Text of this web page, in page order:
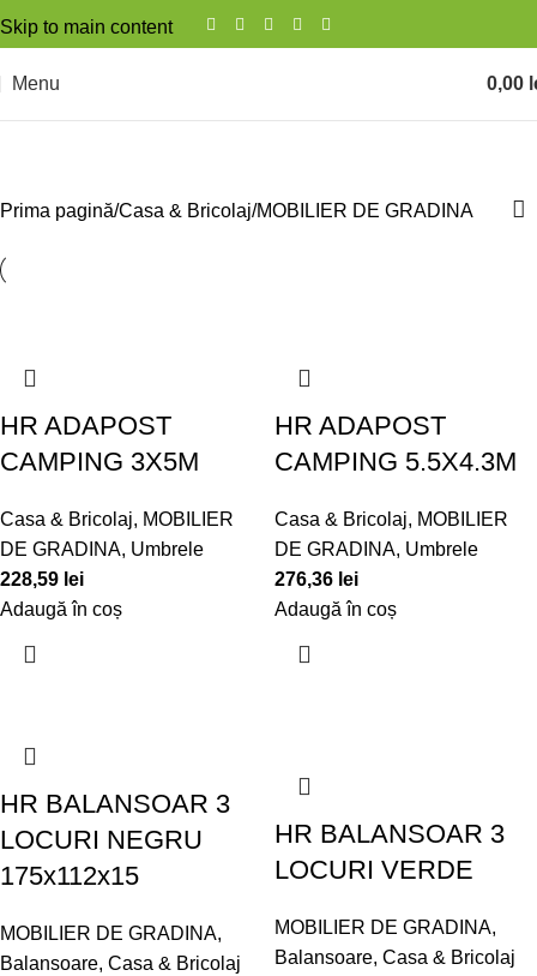
Skip to main content
Menu 0,00
Prima pagină Casa & Bricolaj MOBILIER DE GRADINA
HR ADAPOST
CAMPING 3X5M
Casa & Bricolaj, MOBILIER
DE GRADINA, Umbrele
228,59 lei
Adaugă în coș
HR ADAPOST
CAMPING 5.5X4.3M
Casa & Bricolaj, MOBILIER
DE GRADINA, Umbrele
276,36 lei
Adaugă în coș
HR BALANSOAR 3
LOCURI NEGRU
175x112x15
MOBILIER DE GRADINA,
Balansoare, Casa & Bricolaj
HR BALANSOAR 3
LOCURI VERDE
MOBILIER DE GRADINA,
Balansoare, Casa & Bricolaj